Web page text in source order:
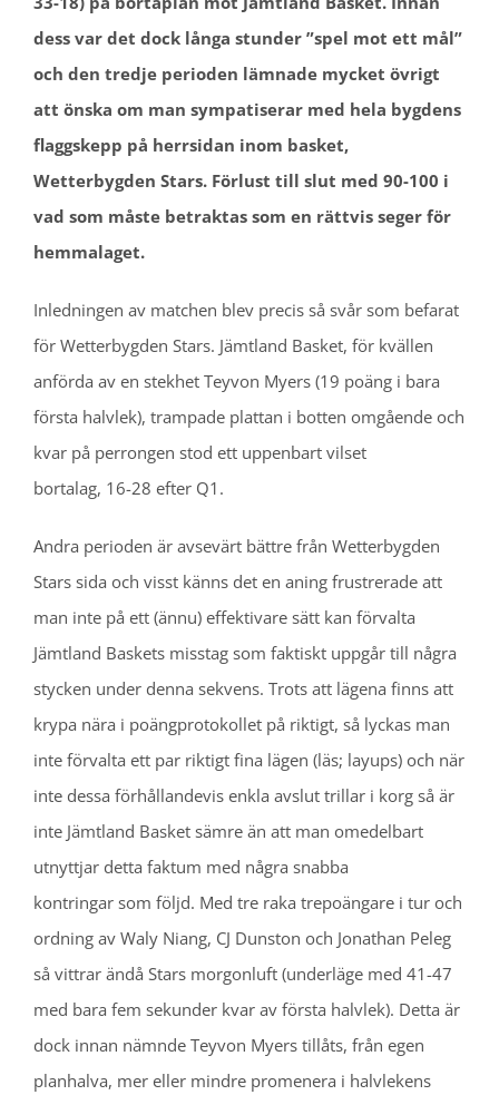
dess var det dock långa stunder ”spel mot ett mål”
och den tredje perioden lämnade mycket övrigt
att önska om man sympatiserar med hela bygdens
flaggskepp på herrsidan inom basket,
Wetterbygden Stars. Förlust till slut med 90-100 i
vad som måste betraktas som en rättvis seger för
hemmalaget.
Inledningen av matchen blev precis så svår som befarat
för Wetterbygden Stars. Jämtland Basket, för kvällen
anförda av en stekhet Teyvon Myers (19 poäng i bara
första halvlek), trampade plattan i botten omgående och
kvar på perrongen stod ett uppenbart vilset
bortalag, 16-28 efter Q1.
Andra perioden är avsevärt bättre från Wetterbygden
Stars sida och visst känns det en aning frustrerade att
man inte på ett (ännu) effektivare sätt kan förvalta
Jämtland Baskets misstag som faktiskt uppgår till några
stycken under denna sekvens. Trots att lägena finns att
krypa nära i poängprotokollet på riktigt, så lyckas man
inte förvalta ett par riktigt fina lägen (läs; layups) och när
inte dessa förhållandevis enkla avslut trillar i korg så är
inte Jämtland Basket sämre än att man omedelbart
utnyttjar detta faktum med några snabba
kontringar som följd. Med tre raka trepoängare i tur och
ordning av Waly Niang, CJ Dunston och Jonathan Peleg
så vittrar ändå Stars morgonluft (underläge med 41-47
med bara fem sekunder kvar av första halvlek). Detta är
dock innan nämnde Teyvon Myers tillåts, från egen
planhalva, mer eller mindre promenera i halvlekens